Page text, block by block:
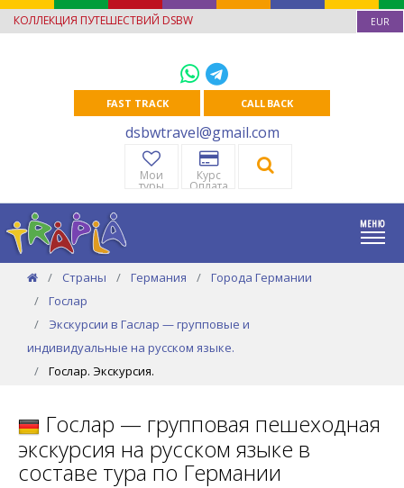
КОЛЛЕКЦИЯ ПУТЕШЕСТВИЙ DSBW EUR
FAST TRACK CALL BACK
dsbwtravel@gmail.com
Мои
туры
Курс
Оплата
Страны Германия
Города Германии
Гослар
Экскурсии в Гаслар — групповые и
индивидуальные на русском языке.
Гослар. Экскурсия.
Гослар — групповая пешеходная
экскурсия на русском языке в
составе тура по Германии